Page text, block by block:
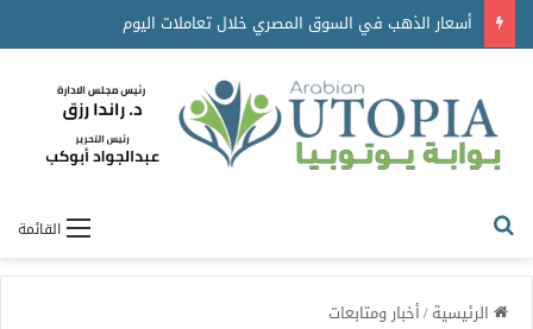
أسعار الذهب في السوق المصري خلال تعاملات اليوم
القائمة
الرئيسية/أخبار ومتابعات